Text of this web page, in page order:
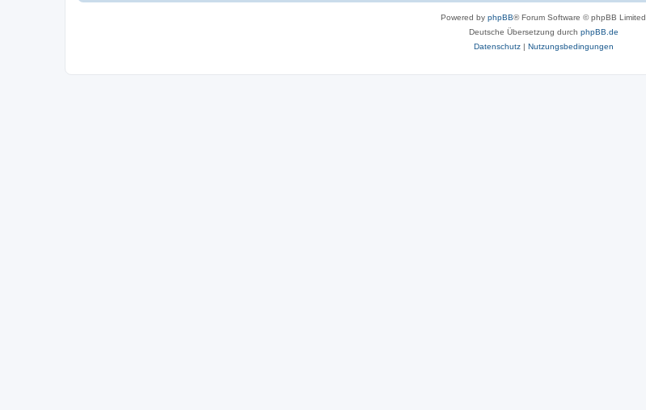
Powered by phpBB® Forum Software © phpBB Limited
Deutsche Übersetzung durch phpBB.de
Datenschutz| Nutzungsbedingungen